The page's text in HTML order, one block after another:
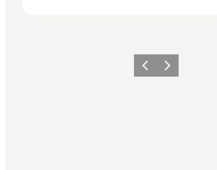
ZurückWeiter